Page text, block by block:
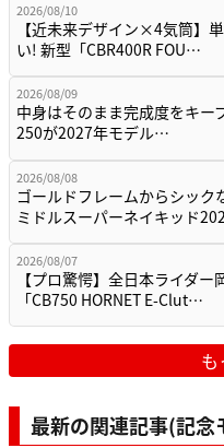
2026/08/10
【近未来デザイン×4気筒】
い! 新型「CBR400R FOU…
2026/08/09
中身はそのまま完成度をキー
250が2027年モデル…
2026/08/08
ゴールドフレームからシック
ミドルスーパーネイキッド
2026/08/07
【プロ驚愕】全日本ライダー
「CB750 HORNET E-Clut…
も
最新の関連記事(記